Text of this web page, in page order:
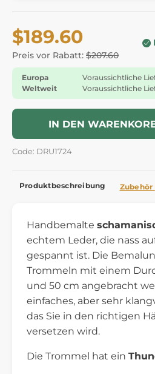
$189.60
Preis vor Rabatt: $207.60
Europa
Voraussichtliche
Weltweit
Voraussichtliche
IN DEN
Code: DRU1724
Produktbeschreibung Zubehör
Handbemalte
echtem Leder, die nass
gespannt ist. Die
Trommeln mit einem
und 50 cm angebracht
einfaches, aber sehr
das Sie in den richtigen
versetzen wird.
Die Trommel hat ein